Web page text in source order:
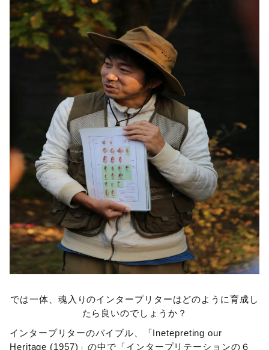
では一体、魂入りのインタープリターはどのように育成し
たら良いのでしょうか？
インタープリターのバイブル、「Inetepreting our
Heritage (1957)」の中で「インタープリテーションの６